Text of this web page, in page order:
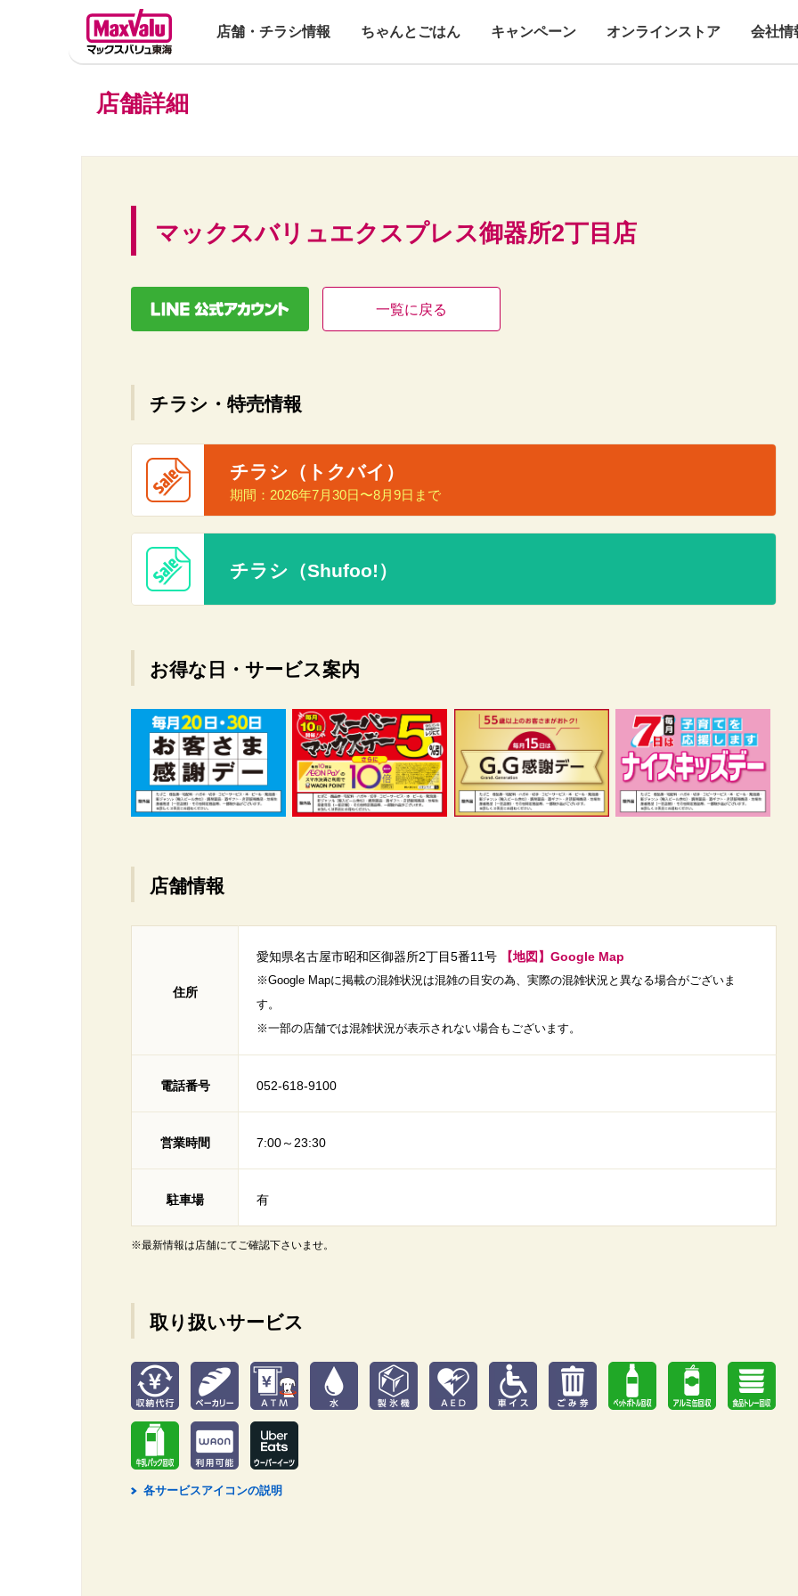
店舗・チラシ情報 ちゃんとごはん キャンペーン オンラインストア 会社情
店舗詳細
マックスバリュエクスプレス御器所2丁目店
一覧に戻る
チラシ・特売情報
チラシ（トクバイ）
期間： 2026年7月30日〜8月9日まで
チラシ（Shufoo!）
お得な日・サービス案内
店舗情報
住所
愛知県名古屋市昭和区御器所2丁目5番11号 【地図】Google Map
※Google Mapに掲載の混雑状況は混雑の目安の為、実際の混雑状況と異なる場合がございま
す。
※一部の店舗では混雑状況が表示されない場合もございます。
電話番号 052-618-9100
営業時間 7:00～23:30
駐車場 有
※最新情報は店舗にてご確認下さいませ。
取り扱いサービス
2 各サービスアイコンの説明